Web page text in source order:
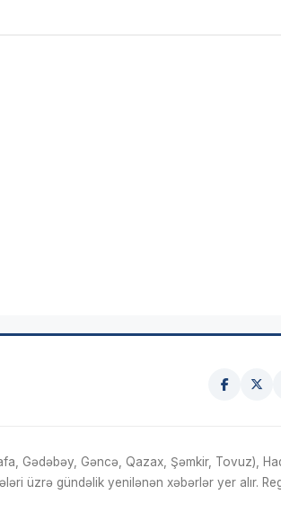
Gədəbəy, Gəncə, Qazax, Şəmkir, Tovuz),
üzrə gündəlik yenilənən xəbərlər yer alır.